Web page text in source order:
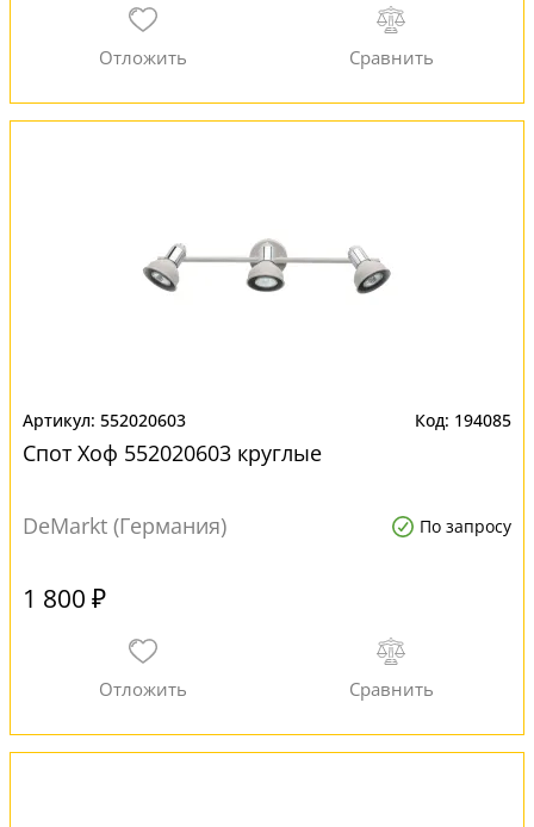
552020603 194085
Спот Хоф 552020603 круглые
DeMarkt (Германия) По запросу
1 800 ₽